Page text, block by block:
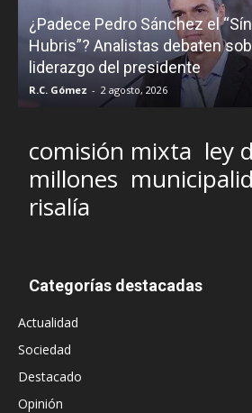
¿Padece Pedro Sánchez el
Hubris”? Analistas debaten
liderazgo del presidente
R.C. Gómez - 2 agosto, 2026
comisión mixta ley
millones
risalía
Categorías destacadas
Actualidad
Sociedad
Destacado
Opinión